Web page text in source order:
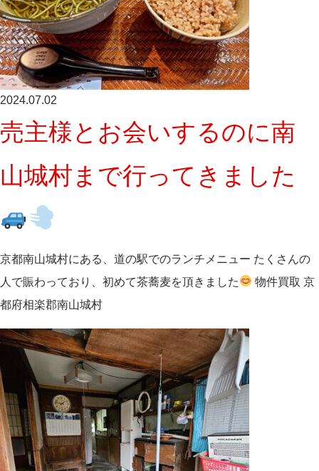
2024.07.02
売主様とお会いするのに南
山城村まで行ってきました
京都南山城村にある、道の駅でのランチメニュー たくさんの
人で賑わっており、初めて茶蕎麦を頂きました
物件買取 京
都府相楽郡南山城村